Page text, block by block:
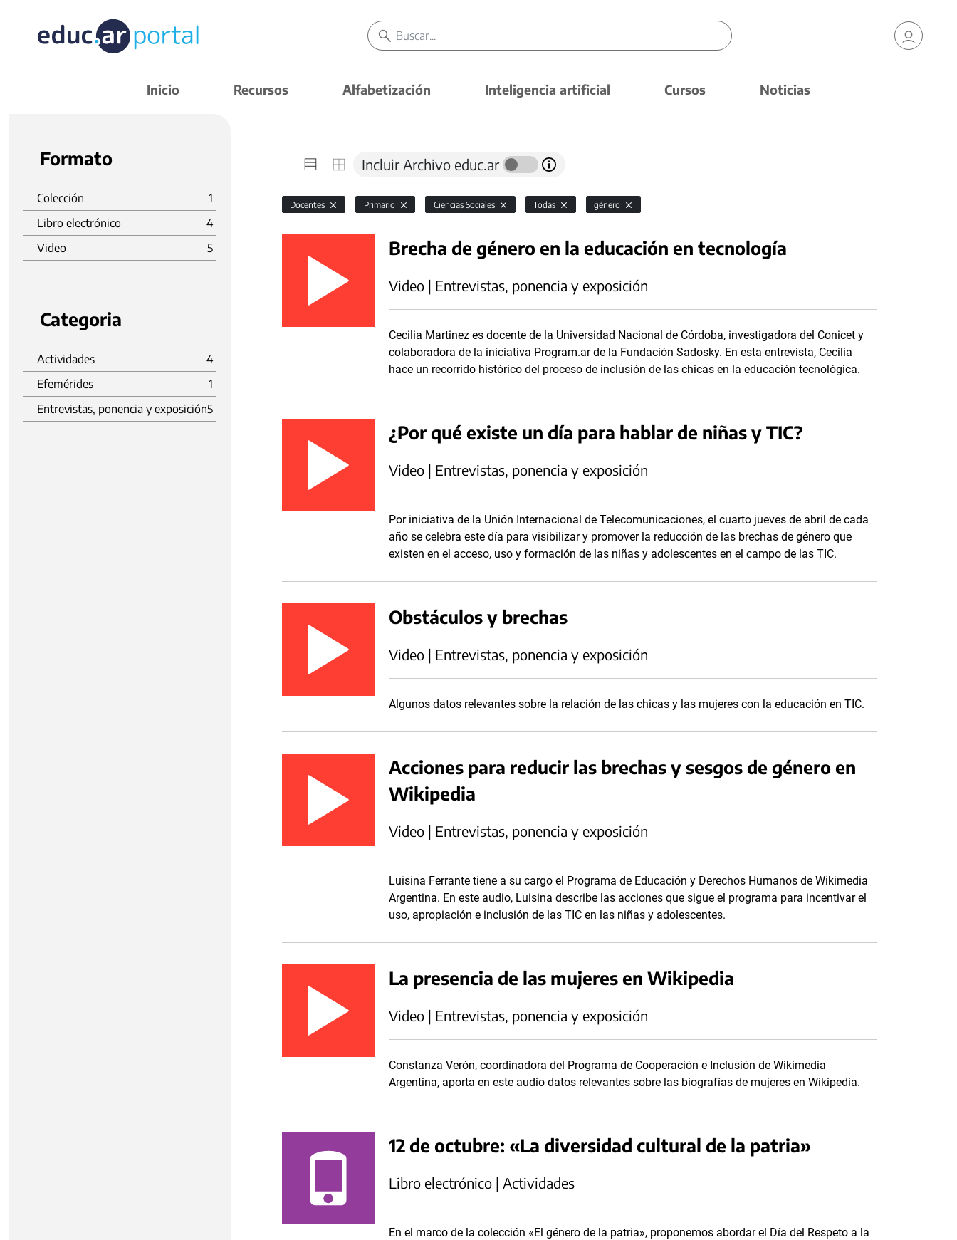
Inicio Recursos Alfabetización Inteligencia artificial Cursos Noticias
Formato
Colección
1
Libro electrónico
4
Video
5
Categoria
Actividades
4
Efemérides
1
Entrevistas, ponencia y exposición5
Incluir Archivo educ.ar
Docentes Primario Ciencias Sociales Todas género
Brecha de género en la educación en tecnología
Video | Entrevistas, ponencia y exposición
Cecilia Martinez es docente de la Universidad Nacional de Córdoba, investigadora del Conicet y
colaboradora de la iniciativa Program.ar de la Fundación Sadosky. En esta entrevista, Cecilia
hace un recorrido histórico del proceso de inclusión de las chicas en la educación tecnológica.
¿Por qué existe un día para hablar de niñas y TIC?
Video | Entrevistas, ponencia y exposición
Por iniciativa de la Unión Internacional de Telecomunicaciones, el cuarto jueves de abril de cada
año se celebra este día para visibilizar y promover la reducción de las brechas de género que
existen en el acceso, uso y formación de las niñas y adolescentes en el campo de las TIC.
Obstáculos y brechas
Video | Entrevistas, ponencia y exposición
Algunos datos relevantes sobre la relación de las chicas y las mujeres con la educación en TIC.
Acciones para reducir las brechas y sesgos de género en
Wikipedia
Video | Entrevistas, ponencia y exposición
Luisina Ferrante tiene a su cargo el Programa de Educación y Derechos Humanos de Wikimedia
Argentina. En este audio, Luisina describe las acciones que sigue el programa para incentivar el
uso, apropiación e inclusión de las TIC en las niñas y adolescentes.
La presencia de las mujeres en Wikipedia
Video | Entrevistas, ponencia y exposición
Constanza Verón, coordinadora del Programa de Cooperación e Inclusión de Wikimedia
Argentina, aporta en este audio datos relevantes sobre las biografías de mujeres en Wikipedia.
12 de octubre: «La diversidad cultural de la patria»
Libro electrónico | Actividades
En el marco de la colección «El género de la patria», proponemos abordar el Día del Respeto a la